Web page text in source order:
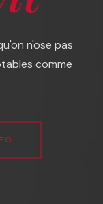
n'ose pas
comme